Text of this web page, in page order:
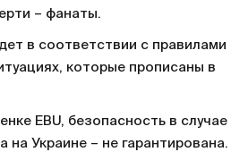
– фанаты.
в соответствии с правилами
которые прописаны в
EBU, безопасность в случае
на Украине – не гарантирована.